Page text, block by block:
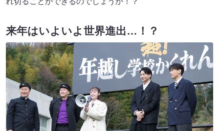
来年はいよいよ世界進出…！？